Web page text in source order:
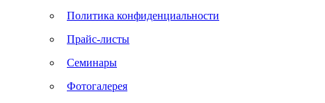
Политика конфиденциальности
Прайс-листы
Семинары
Фотогалерея